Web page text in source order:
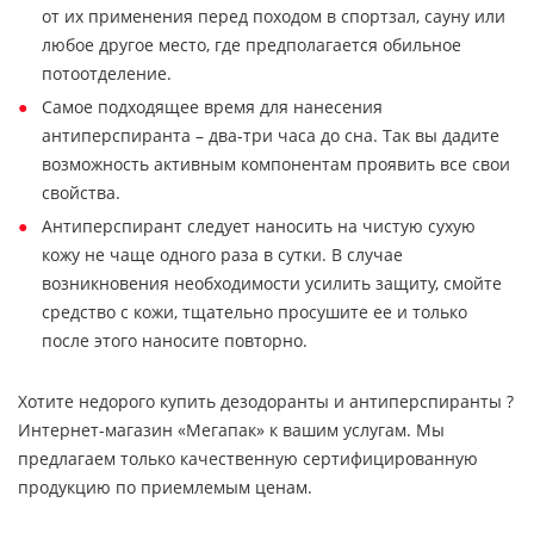
от их применения перед походом в спортзал, сауну или
любое другое место, где предполагается обильное
потоотделение.
Самое подходящее время для нанесения
антиперспиранта – два-три часа до сна. Так вы дадите
возможность активным компонентам проявить все свои
свойства.
Антиперспирант следует наносить на чистую сухую
кожу не чаще одного раза в сутки. В случае
возникновения необходимости усилить защиту, смойте
средство с кожи, тщательно просушите ее и только
после этого наносите повторно.
Хотите недорого купить дезодоранты и антиперспиранты ?
Интернет-магазин «Мегапак» к вашим услугам. Мы
предлагаем только качественную сертифицированную
продукцию по приемлемым ценам.